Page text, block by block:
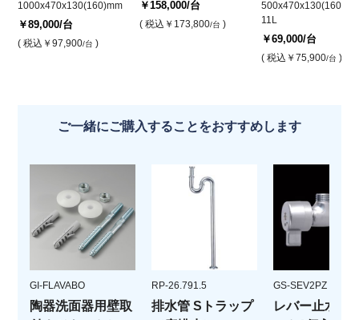
1000x470x130(160)mm
￥89,000/台
( 税込 ￥97,900/台 )
￥158,000/台
( 税込 ￥173,800/台 )
11L
￥69,000/台
( 税込 ￥75,900/台 )
ご一緒にご購入することをおすすめします
GI-FLAVABO
陶器洗面器用壁取
RP-26.791.5
排水管 Sトラップ
GS-SEV2PZ
レバー止水栓